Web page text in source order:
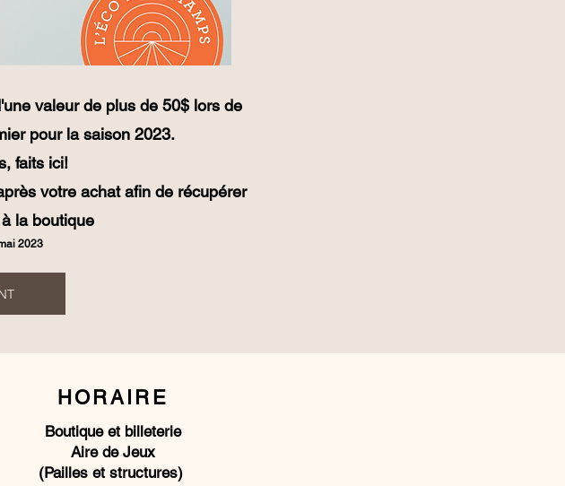
valeur de plus de 50$ lors de
pour la saison 2023.
faits ici!
votre achat afin de récupérer
la boutique
2023
HORAIRE
Boutique et billeterie
Aire de Jeux
(Pailles et structures)